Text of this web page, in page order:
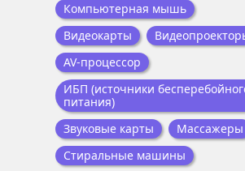
Компьютерная мышь
Видеокарты
AV-процессор
ИБП (источники
питания)
Звуковые карты
Массажеры
Стиральные машины